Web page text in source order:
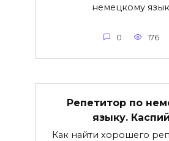
немецкому
0 176
Репетитор по
языку.
Как найти хорошего